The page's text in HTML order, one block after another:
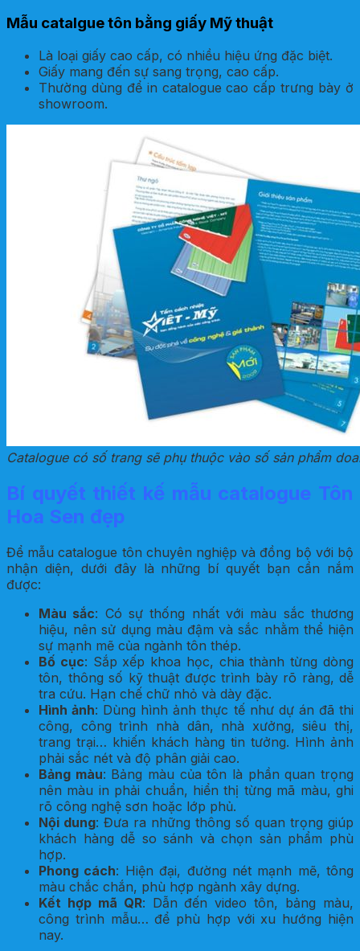
Mẫu catalgue tôn bằng giấy Mỹ thuật
Là loại giấy cao cấp, có nhiều hiệu ứng đặc biệt.
Giấy mang đến sự sang trọng, cao cấp.
Thường dùng để in catalogue cao cấp trưng bày ở
showroom.
Catalogue có số trang sẽ phụ thuộc vào số sản phẩm
Bí quyết thiết kế mẫu catalogue Tôn
Hoa Sen đẹp
Để mẫu catalogue tôn chuyên nghiệp và đồng bộ với bộ
nhận diện, dưới đây là những bí quyết bạn cần nắm
được:
Màu sắc: Có sự thống nhất với màu sắc thương
hiệu, nên sử dụng màu đậm và sắc nhằm thể hiện
sự mạnh mẽ của ngành tôn thép.
Bố cục: Sắp xếp khoa học, chia thành từng dòng
tôn, thông số kỹ thuật được trình bày rõ ràng, dễ
tra cứu. Hạn chế chữ nhỏ và dày đặc.
Hình ảnh: Dùng hình ảnh thực tế như dự án đã thi
công, công trình nhà dân, nhà xưởng, siêu thị,
trang trại… khiến khách hàng tin tưởng. Hình ảnh
phải sắc nét và độ phân giải cao.
Bảng màu: Bảng màu của tôn là phần quan trọng
nên màu in phải chuẩn, hiển thị từng mã màu, ghi
rõ công nghệ sơn hoặc lớp phủ.
Nội dung: Đưa ra những thông số quan trọng giúp
khách hàng dễ so sánh và chọn sản phẩm phù
hợp.
Phong cách: Hiện đại, đường nét mạnh mẽ, tông
màu chắc chắn, phù hợp ngành xây dựng.
Kết hợp mã QR: Dẫn đến video tôn, bảng màu,
công trình mẫu… để phù hợp với xu hướng hiện
nay.